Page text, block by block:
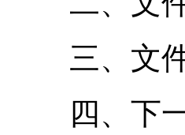
三、文
四、下